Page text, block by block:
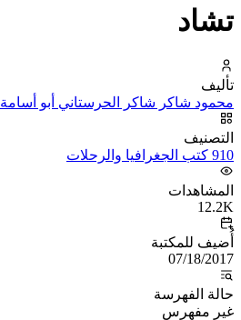
تشاد
تأليف
محمود شاكر شاكر الحرستاني أبو أسامة
التصنيف
910 كتب الجغرافيا والرحلات
المشاهدات
12.2K
أُضيف للمكتبة
07/18/2017
حالة الفهرسة
غير مفهرس